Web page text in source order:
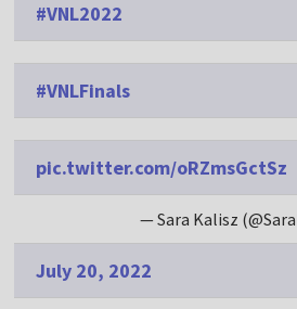
#VNL2022
#VNLFinals
pic.twitter.com/oRZmsGctSz
— Sara Kalisz
July 20, 2022